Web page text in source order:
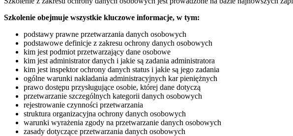
Szkolenie obejmuje wszystkie kluczowe informacje, w tym:
podstawy prawne przetwarzania danych osobowych
podstawowe definicje z zakresu ochrony danych osobowych
kim jest podmiot przetwarzający dane osobowe
kim jest administrator danych i jakie są zadania administratora
kim jest inspektor ochrony danych status i jakie są jego zadania
ogólne warunki nakładania administracyjnych kar pieniężnych
prawo dostępu przysługujące osobie, której dane dotyczą
przetwarzanie szczególnych kategorii danych osobowych
rejestrowanie czynności przetwarzania
struktura organizacyjna ochrony danych osobowych
warunki wyrażenia zgody na przetwarzanie danych osobowych
zasady dotyczące przetwarzania danych osobowych